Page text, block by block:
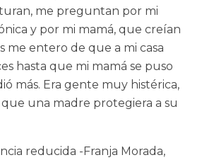
me preguntan por mi
y por mi mamá, que creían
me entero de que a mi casa
hasta que mi mamá se puso
más. Era gente muy histérica,
una madre protegiera a su
reducida -Franja Morada,